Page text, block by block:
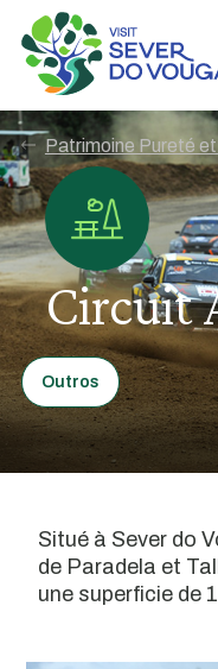
Patrimoine Pureté
Circuit
Outros
Situé à Sever do
de Paradela et
une superficie de